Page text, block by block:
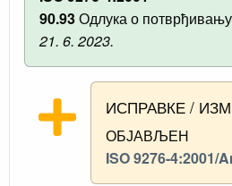
90.93Одлука о
21. 6. 2023.
ИСПРАВКЕ /
ОБЈАВЉЕН
ISO 9276-4:2001/